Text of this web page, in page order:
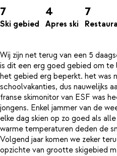
7
Ski gebied
4
Apres ski
7
Wij zijn net terug van een 5
is dit een erg goed gebied om te
het gebied erg beperkt. het was
schoolvakanties, dus nauwelijks
franse skimonitor van ESF was
jongens. Enkel jammer van de
elke dag skien op zo goed als
warme temperaturen deden de
Volgend jaar komen we zeker
opzichte van grootte skigebied